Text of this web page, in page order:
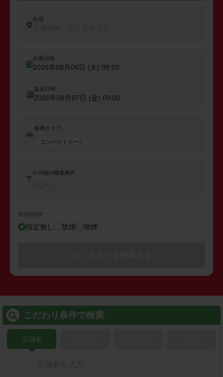
出発
出発日時
2026年08月06日 (木) 09:00
返却日時
2026年08月07日 (金) 09:00
車両タイプ
コンパクトカー
その他の検索条件
禁煙/喫煙
指定無し 禁煙 喫煙
こだわり条件で検索
店舗名